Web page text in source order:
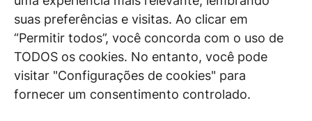
suas preferências e visitas. Ao clicar em
“Permitir todos”, você concorda com o uso de
TODOS os cookies. No entanto, você pode
visitar "Configurações de cookies" para
fornecer um consentimento controlado.
universo jurídico.